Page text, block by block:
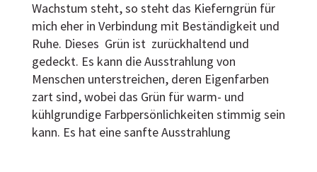
Wachstum steht, so steht das Kieferngrün für
mich eher in Verbindung mit Beständigkeit und
Ruhe. Dieses Grün ist zurückhaltend und
gedeckt. Es kann die Ausstrahlung von
Menschen unterstreichen, deren Eigenfarben
zart sind, wobei das Grün für warm- und
kühlgrundige Farbpersönlichkeiten stimmig sein
kann. Es hat eine sanfte Ausstrahlung